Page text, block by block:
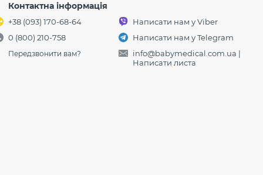
Контактна інформація
+38 (093) 170-68-64
0 (800) 210-758
Передзвонити вам?
Написати нам у Viber
Написати нам у Telegram
info@babymedical.com.ua |
Написати листа